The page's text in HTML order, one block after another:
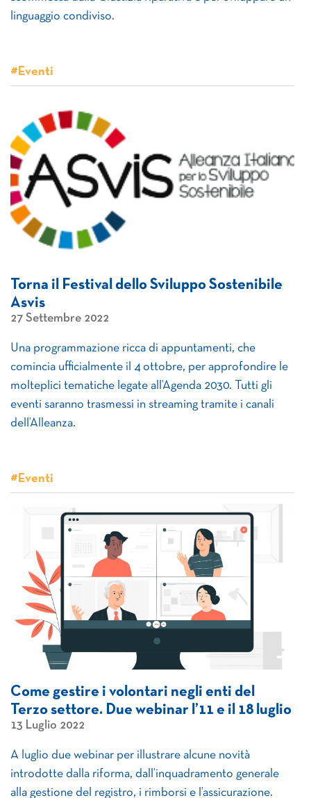
linguaggio condiviso.
#Eventi
Torna il Festival dello Sviluppo Sostenibile
Asvis
27 Settembre 2022
Una programmazione ricca di appuntamenti, che
comincia ufficialmente il 4 ottobre, per approfondire le
molteplici tematiche legate all’Agenda 2030. Tutti gli
eventi saranno trasmessi in streaming tramite i canali
dell’Alleanza.
#Eventi
Come gestire i volontari negli enti del
Terzo settore. Due webinar l’11 e il 18 luglio
13 Luglio 2022
A luglio due webinar per illustrare alcune novità
introdotte dalla riforma, dall’inquadramento generale
alla gestione del registro, i rimborsi e l’assicurazione.